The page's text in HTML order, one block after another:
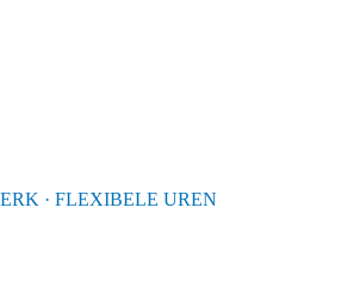
· FLEXIBELE UREN